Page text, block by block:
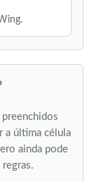
a última célula
ainda pode